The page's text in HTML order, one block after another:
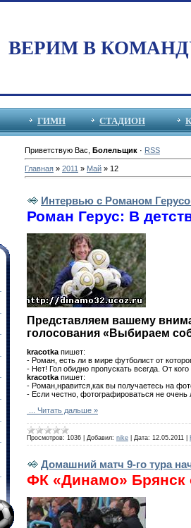
ВЕРИМ В
ГИМН СТАДИОН
Приветствую Вас Болельщик· RSS
Главная» 2011 » Май » 12
Интервью с Романом
Роман Герус: В
Представляем вашему
голосования «Выбираем
kracotkaпишет:
- Роман, есть ли в мире футболист от
- Нет! Гол обидно пропускать всегда. От
kracotkaпишет:
- Роман,нравится,как вы получаетесь на
- Если честно, фотографироваться не
Читать дальше »
Просмотров: 1036 Добавил: nike Дата: 12.05.2011
Домашний матч 9-го тура
ФК «Динамо» Брянск